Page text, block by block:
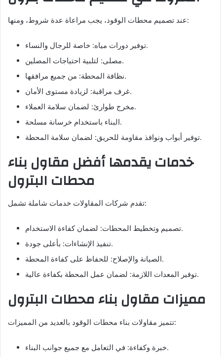
عند تصميم محطات الوقود، يجب مراعاة عدة شروط، ومنها:
توفير دورات مياه: خاصة للرجال والنساء.
مصلى: لتلبية احتياجات المصلين.
نظافة المحطة: من جميع مرافقها.
غرف مراقبة: لزيادة مستوى الأمان.
مخرج طوارئ: لضمان سلامة العملاء.
البناء باستخدام خرسانة مسلحة.
توفير أبواب ونوافذ مقاومة للحريق: لضمان سلامة المحطة.
خدمات يقدمها أفضل مقاول بناء
محطات البترول
تقدم شركات المقاولات خدمات شاملة تشمل:
تصميم وتخطيط المحطات: لضمان كفاءة الاستخدام.
تنفيذ الإنشاءات: بأعلى جودة.
الصيانة والإصلاح: للحفاظ على كفاءة المحطة.
توفير المعدات اللازمة: لضمان عمل المحطة بكفاءة عالية.
مميزات مقاول بناء محطات البترول
تتميز مقاولات بناء محطات الوقود بالعديد من المميزات:
خبرة وكفاءة: في التعامل مع جميع جوانب البناء.